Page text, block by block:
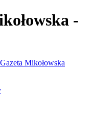
-
Gazeta Mikołowska